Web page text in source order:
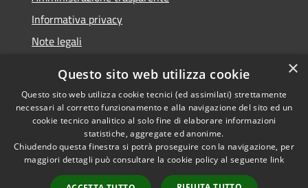
Informativa privacy
Note legali
Accessibilità
Privacy
Copyright © 2026 • Comune di
Fontevivo • Powered by
Municipium•Accesso
redazione
×
Questo sito web utilizza cookie
Questo sito web utilizza cookie tecnici (ed assimilati) strettamente
necessari al corretto funzionamento e alla navigazione del sito ed un
cookie tecnico analitico al solo fine di elaborare informazioni
statistiche, aggregate ed anonime.
Chiudendo questa finestra si potrà proseguire con la navigazione, per
maggiori dettagli può consultare la cookie policy al seguente link